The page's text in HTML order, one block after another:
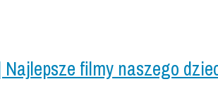
filmy naszego